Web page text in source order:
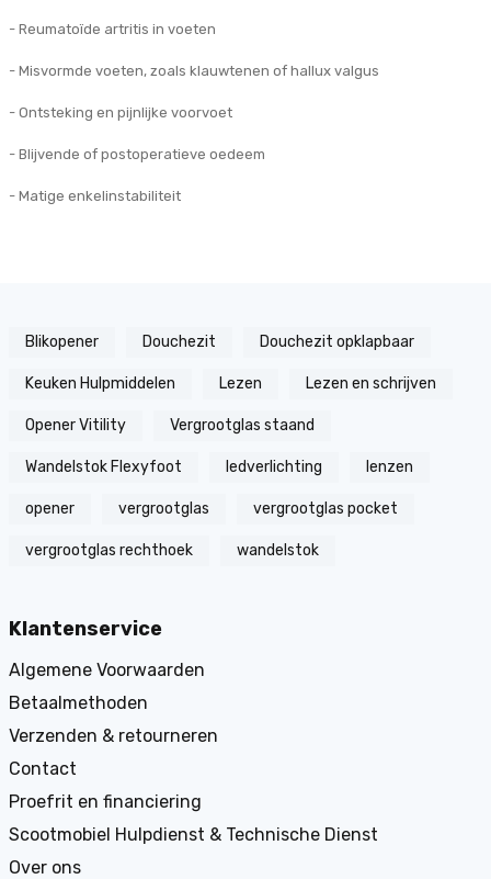
- Reumatoïde artritis in voeten
- Misvormde voeten, zoals klauwtenen of hallux valgus
- Ontsteking en pijnlijke voorvoet
- Blijvende of postoperatieve oedeem
- Matige enkelinstabiliteit
Blikopener Douchezit Douchezit opklapbaar
Keuken Hulpmiddelen Lezen Lezen en schrijven
Opener Vitility Vergrootglas staand
Wandelstok Flexyfoot ledverlichting lenzen
opener vergrootglas vergrootglas pocket
vergrootglas rechthoek wandelstok
Klantenservice
Algemene Voorwaarden
Betaalmethoden
Verzenden & retourneren
Contact
Proefrit en financiering
Scootmobiel Hulpdienst & Technische Dienst
Over ons